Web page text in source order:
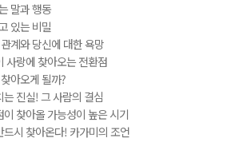
말과 행동
있는 비밀
계와 당신에 대한 욕망
사랑에 찾아오는 전환점
아오게 될까?
진실! 그 사람의 결심
찾아올 가능성이 높은 시기
시 찾아온다! 카가미의 조언